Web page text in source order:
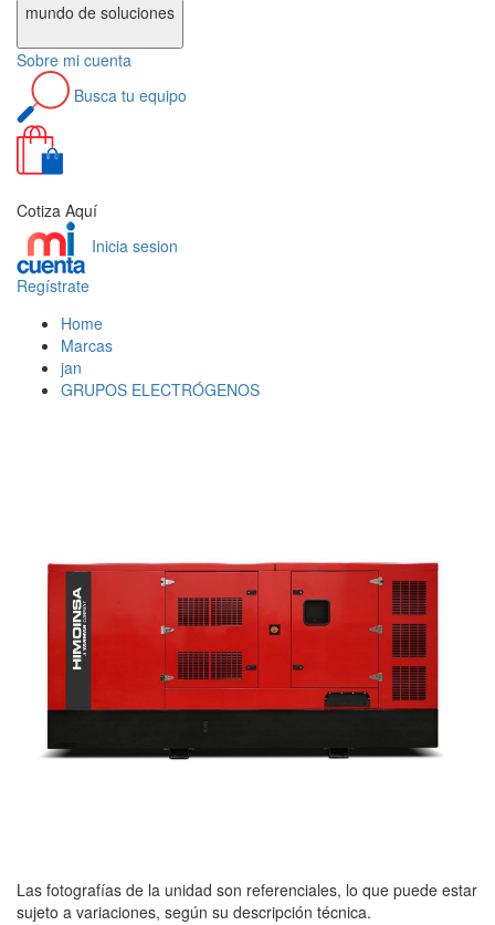
mundo de soluciones
Sobre mi cuenta
Busca tu equipo
Cotiza Aquí
Inicia sesion
Regístrate
Home
Marcas
jan
GRUPOS ELECTRÓGENOS
Las fotografías de la unidad son referenciales, lo que puede estar
sujeto a variaciones, según su descripción técnica.